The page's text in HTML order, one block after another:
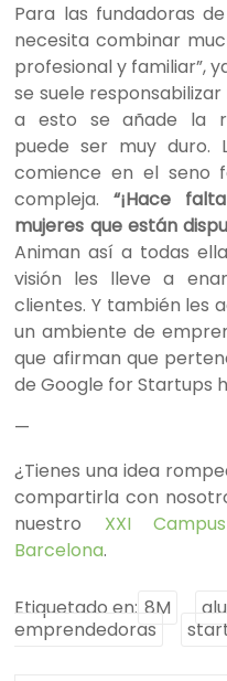
Para las fundadoras de
necesita combinar
profesional y familiar”,
se suele
a esto se añade la
puede ser muy duro.
comience en el seno
compleja.“¡Hace
mujeres que están
Animan así a todas
visión les lleve a
clientes. Y también les
un ambiente de
que afirman que
de Google for Startups
—
¿Tienes una idea
compartirla con
nuestro XXI
Barcelona.
Etiquetado en: 8M
emprendedoras